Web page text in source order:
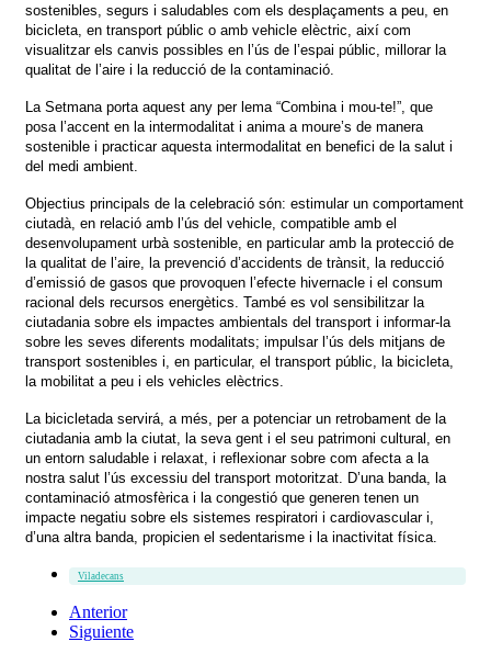
sostenibles, segurs i saludables com els desplaçaments a peu, en
bicicleta, en transport públic o amb vehicle elèctric, així com
visualitzar els canvis possibles en l’ús de l’espai públic, millorar la
qualitat de l’aire i la reducció de la contaminació.
La Setmana porta aquest any per lema “Combina i mou-te!”, que
posa l’accent en la intermodalitat i anima a moure’s de manera
sostenible i practicar aquesta intermodalitat en benefici de la salut i
del medi ambient.
Objectius principals de la celebració són: estimular un comportament
ciutadà, en relació amb l’ús del vehicle, compatible amb el
desenvolupament urbà sostenible, en particular amb la protecció de
la qualitat de l’aire, la prevenció d’accidents de trànsit, la reducció
d’emissió de gasos que provoquen l’efecte hivernacle i el consum
racional dels recursos energètics. També es vol sensibilitzar la
ciutadania sobre els impactes ambientals del transport i informar-la
sobre les seves diferents modalitats; impulsar l’ús dels mitjans de
transport sostenibles i, en particular, el transport públic, la bicicleta,
la mobilitat a peu i els vehicles elèctrics.
La bicicletada servirá, a més, per a potenciar un retrobament de la
ciutadania amb la ciutat, la seva gent i el seu patrimoni cultural, en
un entorn saludable i relaxat, i reflexionar sobre com afecta a la
nostra salut l’ús excessiu del transport motoritzat. D’una banda, la
contaminació atmosfèrica i la congestió que generen tenen un
impacte negatiu sobre els sistemes respiratori i cardiovascular i,
d’una altra banda, propicien el sedentarisme i la inactivitat física.
Viladecans
Anterior
Siguiente